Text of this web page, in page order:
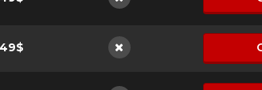
Non disponible
Non disponible